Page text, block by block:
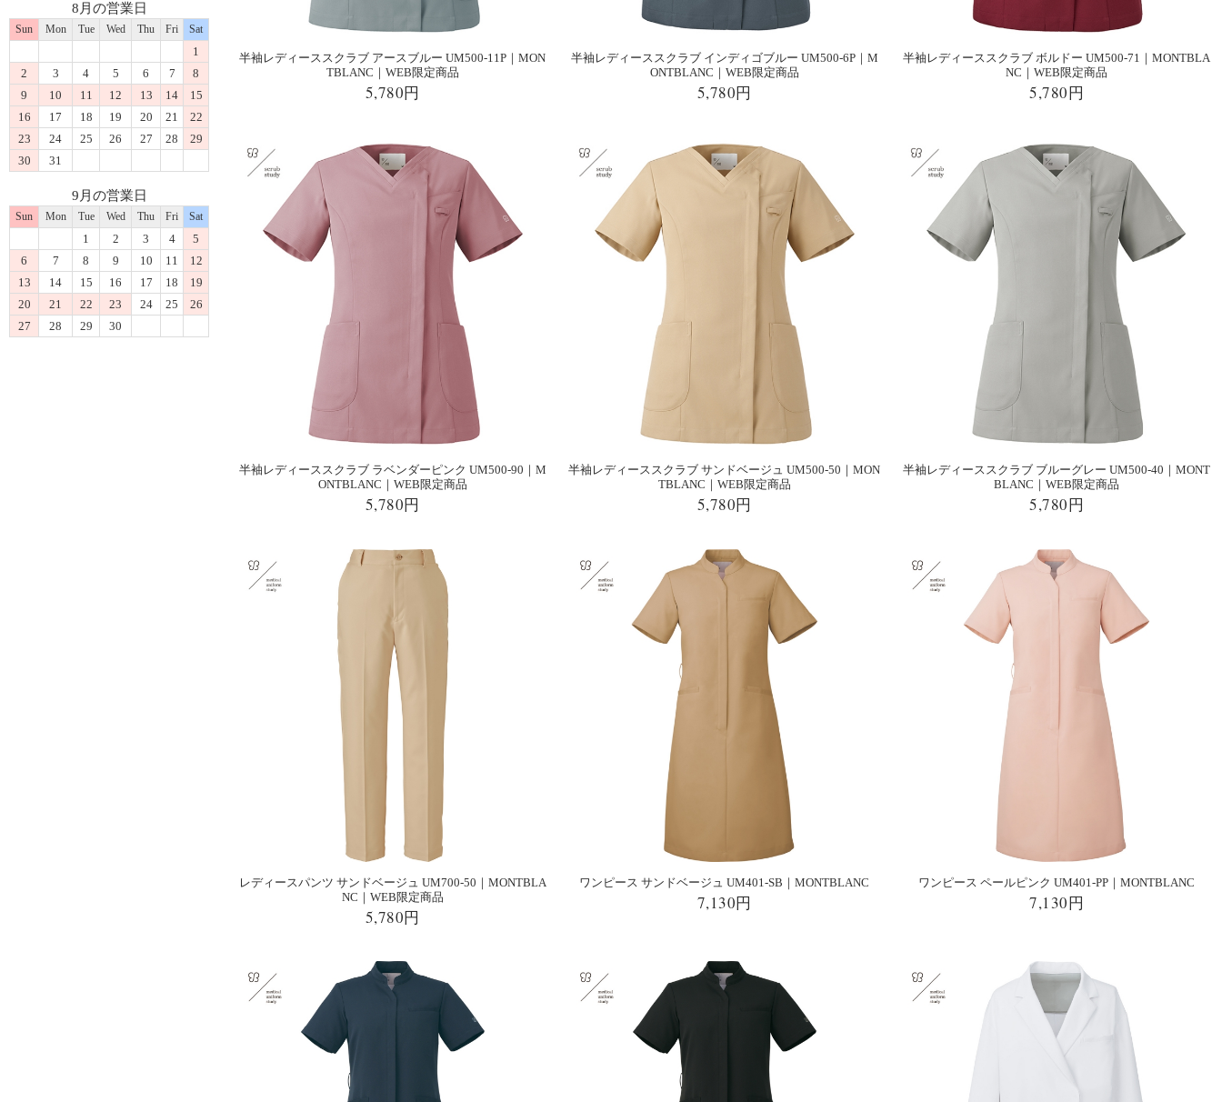
8月の営業日
Sun Mon Tue Wed Thu Fri Sat
1
2
3 4 5 6 7
8
9
10 11 12 13 14
15
16
17 18 19 20 21
22
23
24 25 26 27 28
29
30
31
9月の営業日
Sun Mon Tue Wed Thu Fri Sat
1 2 3 4
5
6
7 8 9 10 11
12
13
14 15 16 17 18
19
20
21 22 23 24 25
26
27
28 29 30
半袖レディーススクラブ アースブルー UM500-11P｜MON
TBLANC｜WEB限定商品
5,780円
半袖レディーススクラブ インディゴブルー UM500-6P｜M
ONTBLANC｜WEB限定商品
5,780円
半袖レディーススクラブ ボルドー UM500-71｜MONTBLA
NC｜WEB限定商品
5,780円
半袖レディーススクラブ ラベンダーピンク UM500-90｜M
ONTBLANC｜WEB限定商品
5,780円
半袖レディーススクラブ サンドベージュ UM500-50｜MON
TBLANC｜WEB限定商品
5,780円
半袖レディーススクラブ ブルーグレー UM500-40｜MONT
BLANC｜WEB限定商品
5,780円
レディースパンツ サンドベージュ UM700-50｜MONTBLA
NC｜WEB限定商品
5,780円
ワンピース サンドベージュ UM401-SB｜MONTBLANC
7,130円
ワンピース ペールピンク UM401-PP｜MONTBLANC
7,130円